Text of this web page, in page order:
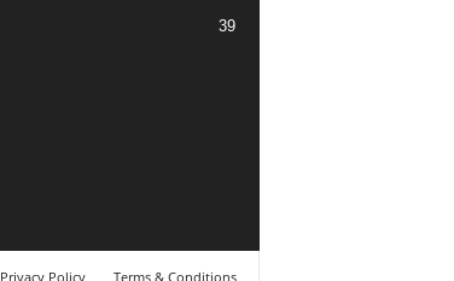
39
Privacy Policy Terms & Conditions